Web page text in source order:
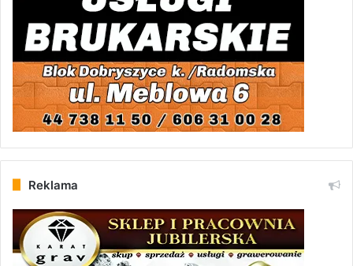
Reklama